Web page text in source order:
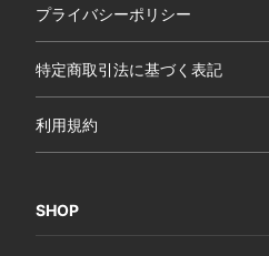
プライバシーポリシー
特定商取引法に基づく表記
利用規約
SHOP